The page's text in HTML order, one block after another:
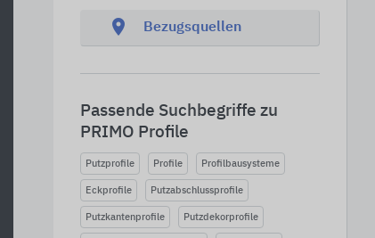
location_on Bezugsquellen
Passende Suchbegriffe zu
PRIMO Profile
Putzprofile Profile Profilbausysteme
Eckprofile Putzabschlussprofile
Putzkantenprofile Putzdekorprofile